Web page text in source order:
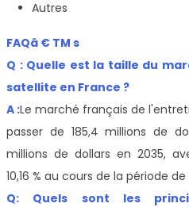
Autres
FAQâ € TM s
Q : Quelle est la taille du
satellite en France ?
A :Le marché français de
passer de 185,4 millions de
millions de dollars en 2035,
10,16 % au cours de la période
Q: Quels sont les